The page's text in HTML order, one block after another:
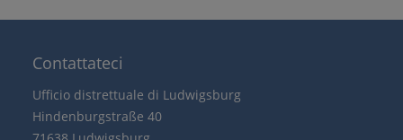
Contattateci
Ufficio distrettuale di Ludwigsburg
Hindenburgstraße 40